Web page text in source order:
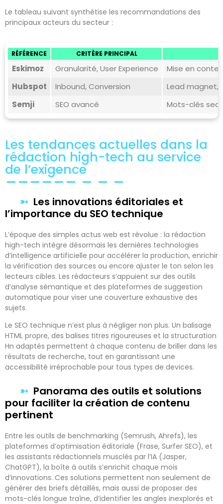
Le tableau suivant synthétise les recommandations des
principaux acteurs du secteur :
RÉFÉRENCE CRITÈRE PRINCIPAL
Eskimoz Granularité, User Experience
Mise en
Hubspot
Inbound, Conversion
Lead magnet,
Semji
SEO avancé Mots-clés
Les tendances actuelles dans la
rédaction high-tech au service
de l’exigence
Les innovations éditoriales et
l’importance du SEO technique
L’époque des simples actus web est révolue : la rédaction
high-tech intègre désormais les dernières technologies
d’intelligence artificielle pour accélérer la production, enrichir
la vérification des sources ou encore ajuster le ton selon les
lecteurs cibles. Les rédacteurs s’appuient sur des outils
d’analyse sémantique et des plateformes de suggestion
automatique pour viser une couverture exhaustive des
sujets.
Le SEO technique n’est plus à négliger non plus. Un balisage
HTML propre, des balises titres rigoureuses et la structuration
Hn adaptés permettent à chaque contenu de briller dans les
résultats de recherche, tout en garantissant une
accessibilité irréprochable pour tous types de devices.
Panorama des outils et solutions
pour faciliter la création de contenu
pertinent
Entre les outils de benchmarking (Semrush, Ahrefs), les
plateformes d’optimisation éditoriale (Frase, Surfer SEO), et
les assistants rédactionnels musclés par l’IA (Jasper,
ChatGPT), la boîte à outils s’enrichit chaque mois
d’innovations. Ces solutions permettent non seulement de
générer des briefs détaillés, mais aussi de proposer des
mots-clés longue traîne, d’identifier les angles inexplorés et